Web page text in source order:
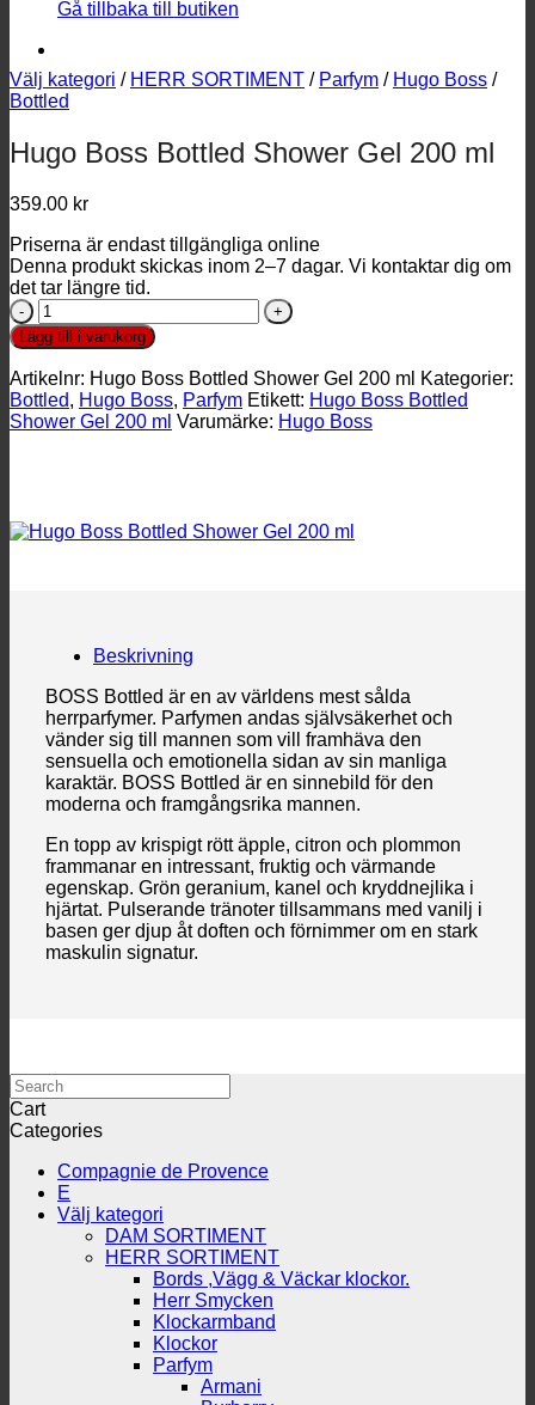
Gå tillbaka till butiken
Välj kategori / HERR SORTIMENT / Parfym / Hugo Boss /
Bottled
Hugo Boss Bottled Shower Gel 200 ml
359.00 kr
Priserna är endast tillgängliga online
Denna produkt skickas inom 2–7 dagar. Vi kontaktar dig om
det tar längre tid.
Hugo
Boss
Bottled
Shower
Gel
200
ml
Lägg till i varukorg
Artikelnr: Hugo Boss Bottled Shower Gel 200 ml Kategorier:
Bottled, Hugo Boss, Parfym Etikett: Hugo Boss Bottled
Shower Gel 200 ml Varumärke: Hugo Boss
Beskrivning
BOSS Bottled är en av världens mest sålda
herrparfymer. Parfymen andas självsäkerhet och
vänder sig till mannen som vill framhäva den
sensuella och emotionella sidan av sin manliga
karaktär. BOSS Bottled är en sinnebild för den
moderna och framgångsrika mannen.
En topp av krispigt rött äpple, citron och plommon
frammanar en intressant, fruktig och värmande
egenskap. Grön geranium, kanel och kryddnejlika i
hjärtat. Pulserande tränoter tillsammans med vanilj i
basen ger djup åt doften och förnimmer om en stark
maskulin signatur.
Search
Cart
Categories
Compagnie de Provence
E
Välj kategori
DAM SORTIMENT
HERR SORTIMENT
Bords ,Vägg & Väckar klockor.
Herr Smycken
Klockarmband
Klockor
Parfym
Armani